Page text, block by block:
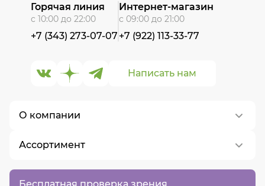
Бесплатная проверка зрения
О компании
О нас
Контакты
Ассортимент
Написать нам
Горячая линия
с 10:00 до 22:00
+7 (343) 273-07-07
Интернет-магазин
с 09:00 до 21:00
+7 (922) 113-33-77